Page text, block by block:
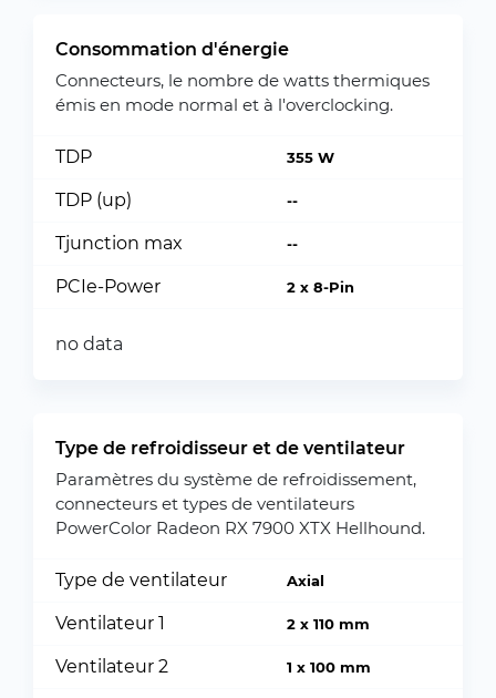
Consommation d'énergie
Connecteurs, le nombre de watts thermiques
émis en mode normal et à l'overclocking.
TDP 355 W
TDP (up) --
Tjunction max --
PCIe-Power 2 x 8-Pin
no data
Type de refroidisseur et de ventilateur
Paramètres du système de refroidissement,
connecteurs et types de ventilateurs
PowerColor Radeon RX 7900 XTX Hellhound.
Type de ventilateur Axial
Ventilateur 1 2 x 110 mm
Ventilateur 2 1 x 100 mm